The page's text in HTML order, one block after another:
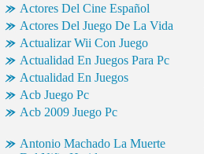
Actores Del Cine Español
Actores Del Juego De La Vida
Actualizar Wii Con Juego
Actualidad En Juegos Para Pc
Actualidad En Juegos
Acb Juego Pc
Acb 2009 Juego Pc
Antonio Machado La Muerte